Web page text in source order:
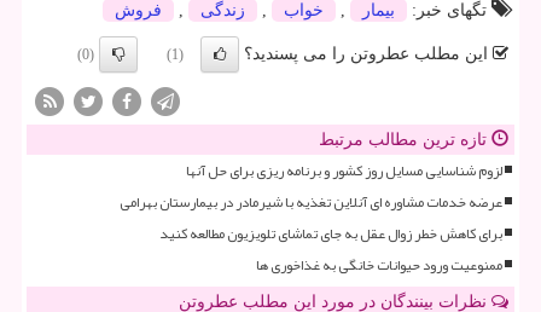
تگهای خبر:
بیمار خواب زندگی فروش
این مطلب عطروتن را می پسندید؟ (1)
(0)
تازه ترین مطالب مرتبط
لزوم شناسایی مسایل روز کشور و برنامه ریزی برای حل آنها
عرضه خدمات مشاوره ای آنلاین تغذیه با شیرمادر در بیمارستان بهرامی
برای کاهش خطر زوال عقل به جای تماشای تلویزیون مطالعه کنید
ممنوعیت ورود حیوانات خانگی به غذاخوری ها
نظرات بینندگان در مورد این مطلب عطروتن